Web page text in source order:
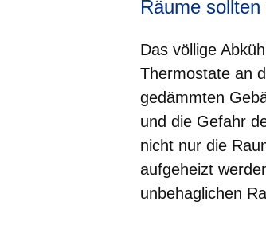
Räume
Das völlige
Thermostate an
gedämmten
und die Gefahr
nicht nur die
aufgeheizt
unbehaglichen